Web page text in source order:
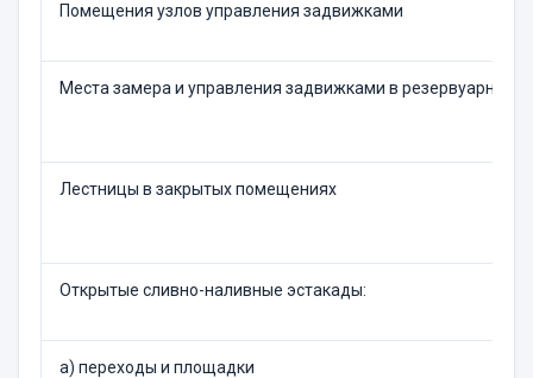
Помещения узлов управления задвижками
Места замера и управления задвижками в резервуарном
Лестницы в закрытых помещениях
Открытые сливно-наливные эстакады:
а) переходы и площадки